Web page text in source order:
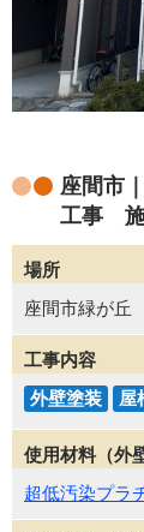
座間市
工事 施
場所
座間市緑が丘
工事内容
外壁塗装
屋
使用材料（外
超低汚染プラ